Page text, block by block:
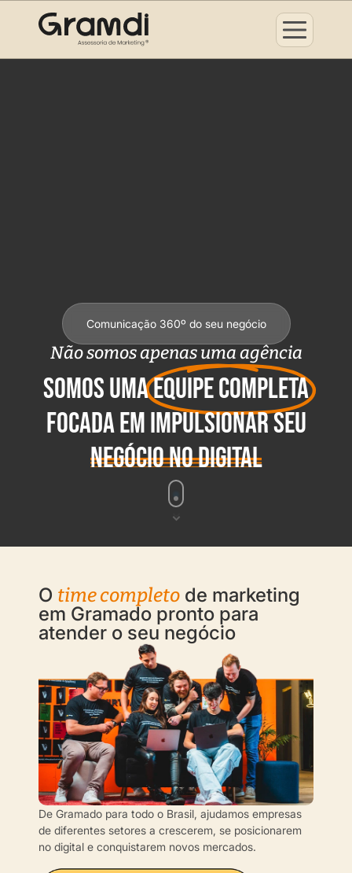
Comunicação 360º do seu negócio
Não somos apenas uma agência
somos umaequipe completa
focada em impulsionar seu
negócio no digital
O time completo de marketing
em Gramado pronto para
atender o seu negócio
De Gramado para todo o Brasil, ajudamos empresas
de diferentes setores a crescerem, se posicionarem
no digital e conquistarem novos mercados.